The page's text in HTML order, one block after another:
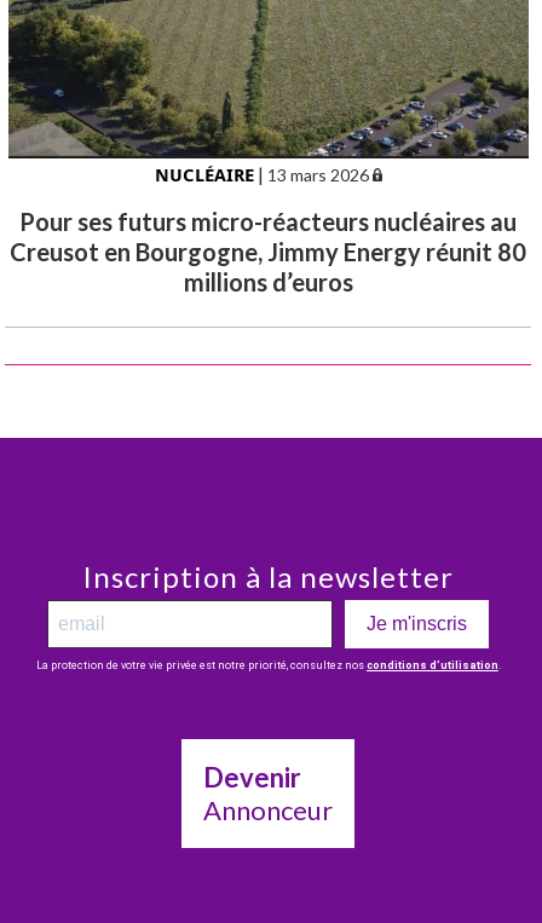
NUCLÉAIRE| 13 mars 2026
Pour ses futurs micro-réacteurs nucléaires au
Creusot en Bourgogne, Jimmy Energy réunit 80
millions d’euros
Inscription à la newsletter
Je m'inscris
La protection de votre vie privée est notre priorité, consultez nos conditions d’utilisation
Devenir
Annonceur